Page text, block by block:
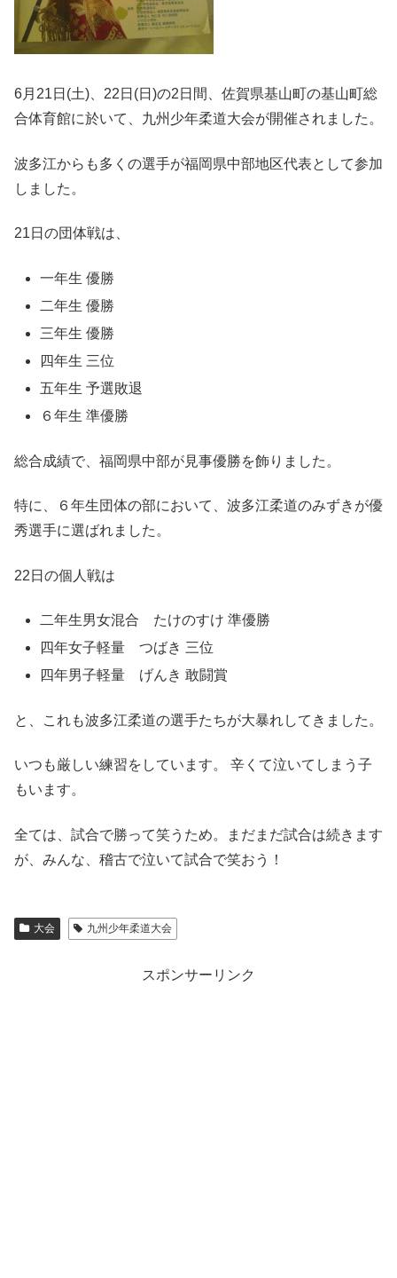
6月21日(土)、22日(日)の2日間、佐賀県基山町の基山町総
合体育館に於いて、九州少年柔道大会が開催されました。
波多江からも多くの選手が福岡県中部地区代表として参加
しました。
21日の団体戦は、
一年生 優勝
二年生 優勝
三年生 優勝
四年生 三位
五年生 予選敗退
６年生 準優勝
総合成績で、福岡県中部が見事優勝を飾りました。
特に、６年生団体の部において、波多江柔道のみずきが優
秀選手に選ばれました。
22日の個人戦は
二年生男女混合 たけのすけ 準優勝
四年女子軽量 つばき 三位
四年男子軽量 げんき 敢闘賞
と、これも波多江柔道の選手たちが大暴れしてきました。
いつも厳しい練習をしています。 辛くて泣いてしまう子
もいます。
全ては、試合で勝って笑うため。まだまだ試合は続きます
が、みんな、稽古で泣いて試合で笑おう！
大会 九州少年柔道大会
スポンサーリンク